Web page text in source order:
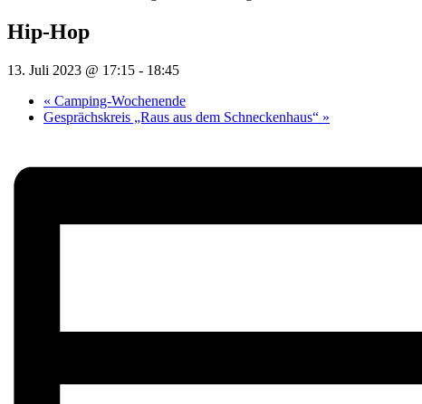
Hip-Hop
13. Juli 2023 @ 17:15 - 18:45
« Camping-Wochenende
Gesprächskreis „Raus aus dem Schneckenhaus“ »